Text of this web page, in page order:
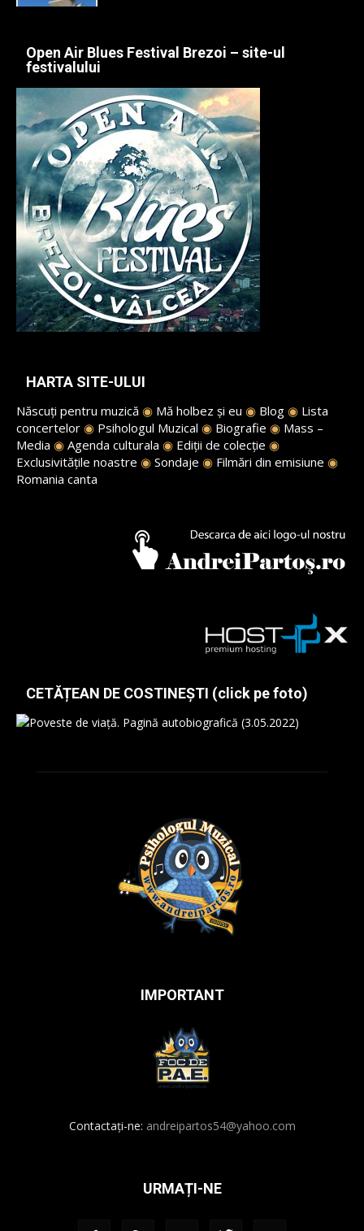
Open Air Blues Festival Brezoi – site-ul
festivalului
HARTA SITE-ULUI
Născuți pentru muzică ◉ Mă holbez și eu ◉ Blog ◉ Lista
concertelor ◉ Psihologul Muzical ◉ Biografie ◉ Mass –
Media ◉ Agenda culturala ◉ Ediții de colecție ◉
Exclusivitățile noastre ◉ Sondaje ◉ Filmări din emisiune ◉
Romania canta
CETĂȚEAN DE COSTINEȘTI (click pe foto)
IMPORTANT
Contactați-ne: andreipartos54@yahoo.com
URMAȚI-NE